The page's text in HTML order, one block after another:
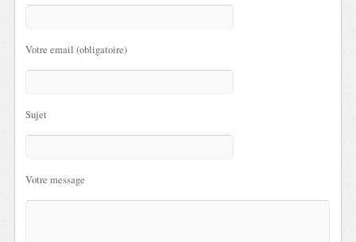
Votre email (obligatoire)
Sujet
Votre message